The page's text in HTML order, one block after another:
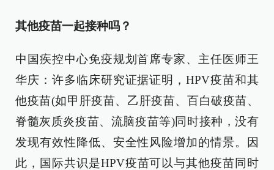
其他疫苗一起接种吗？
中国疾控中心免疫规划首席专家、主任医师王
华庆：许多临床研究证据证明，HPV疫苗和其
他疫苗(如甲肝疫苗、乙肝疫苗、百白破疫苗、
脊髓灰质炎疫苗、流脑疫苗等)同时接种，没有
发现有效性降低、安全性风险增加的情景。因
此，国际共识是HPV疫苗可以与其他疫苗同时